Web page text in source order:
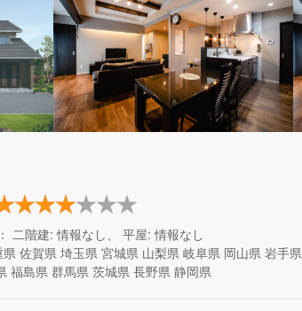
二階建: 情報なし、 平屋: 情報なし
県 佐賀県 埼玉県 宮城県 山梨県 岐阜県 岡山県 岩手県
福島県 群馬県 茨城県 長野県 静岡県